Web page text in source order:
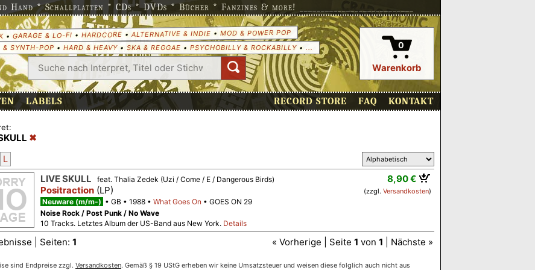
* Schallplatten * CDs * DVDs * Bücher * Fanzines & more! ___________________________
• GARAGE & LO-FI • HARDCORE • ALTERNATIVE & INDIE • MOD & POWER POP
& SYNTH-POP • HARD & HEAVY• SKA & REGGAE • PSYCHOBILLY & ROCKABILLY• ... 0
Warenkorb
LABELS RECORD STORE FAQ KONTAKT
L
8,90 €
(zzgl. Versandkosten)
LIVE SKULL feat. Thalia Zedek (Uzi / Come / E / Dangerous Birds)
Positraction (LP)
Neuware (m/m-) GB 1988 What Goes On
GOES ON 29
Noise Rock / Post Punk / No Wave
10 Tracks. Letztes Album der US-Band aus New York. Details
| Seiten: 1 « Vorherige | Seite 1 von 1 | Nächste »
sind Endpreise zzgl. Versandkosten. Gemäß § 19 UStG erheben wir keine Umsatzsteuer und weisen diese folglich auch nicht aus